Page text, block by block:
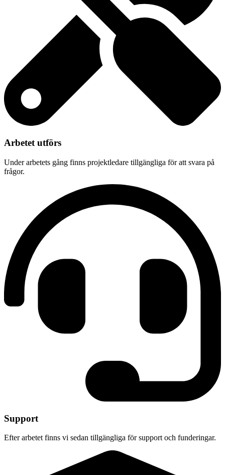
Arbetet utförs
Under arbetets gång finns projektledare tillgängliga för att svara på
frågor.
Support
Efter arbetet finns vi sedan tillgängliga för support och funderingar.